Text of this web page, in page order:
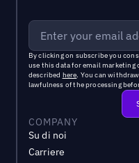
By clicking on subscribe you
use this data for email marketing
described here. You can
lawfulness of the processing
COMPANY
Su di noi
Carriere